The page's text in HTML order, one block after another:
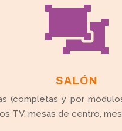

SALÓN
(completas y por
TV, mesas de centro,